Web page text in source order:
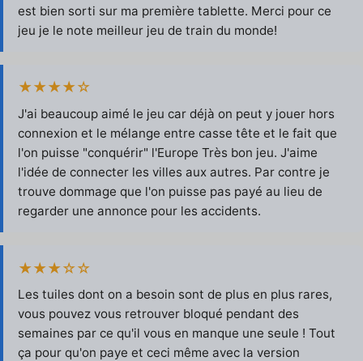
est bien sorti sur ma première tablette. Merci pour ce
jeu je le note meilleur jeu de train du monde!
★★★★☆
J'ai beaucoup aimé le jeu car déjà on peut y jouer hors
connexion et le mélange entre casse tête et le fait que
l'on puisse "conquérir" l'Europe Très bon jeu. J'aime
l'idée de connecter les villes aux autres. Par contre je
trouve dommage que l'on puisse pas payé au lieu de
regarder une annonce pour les accidents.
★★★☆☆
Les tuiles dont on a besoin sont de plus en plus rares,
vous pouvez vous retrouver bloqué pendant des
semaines par ce qu'il vous en manque une seule ! Tout
ça pour qu'on paye et ceci même avec la version